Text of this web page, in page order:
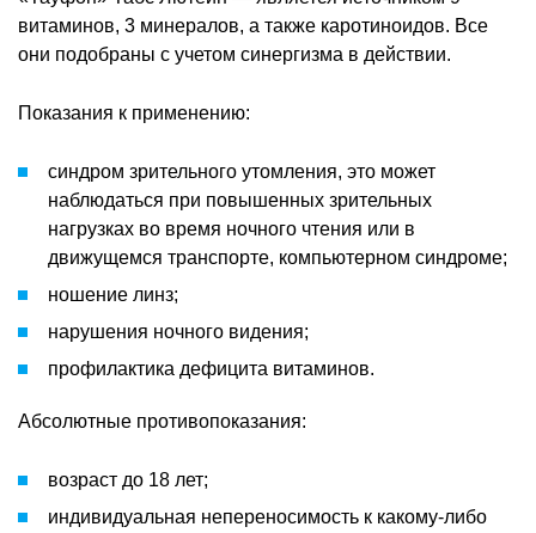
витаминов, 3 минералов, а также каротиноидов. Все
они подобраны с учетом синергизма в действии.
Показания к применению:
синдром зрительного утомления, это может
наблюдаться при повышенных зрительных
нагрузках во время ночного чтения или в
движущемся транспорте, компьютерном синдроме;
ношение линз;
нарушения ночного видения;
профилактика дефицита витаминов.
Абсолютные противопоказания:
возраст до 18 лет;
индивидуальная непереносимость к какому-либо